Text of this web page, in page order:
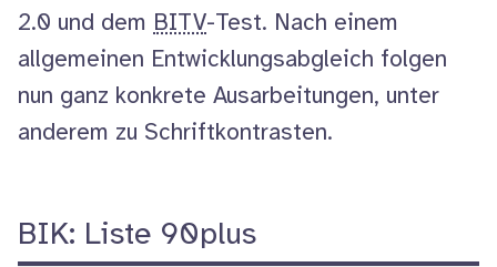
2.0 und dem BITV-Test. Nach einem
allgemeinen Entwicklungsabgleich folgen
nun ganz konkrete Ausarbeitungen, unter
anderem zu Schriftkontrasten.
BIK: Liste 90plus